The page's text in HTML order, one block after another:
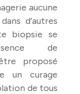
aucune
d’autres
biopsie se
de
proposé
un curage
de tous